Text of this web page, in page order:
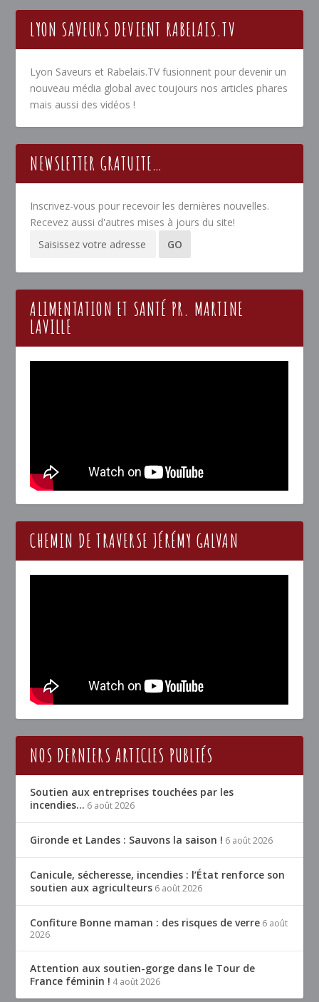
LYON SAVEURS DEVIENT RABELAIS.TV
Lyon Saveurs et Rabelais.TV fusionnent pour devenir un
nouveau média global avec toujours nos articles phares
mais aussi des vidéos !
NEWSLETTER GRATUITE…
Inscrivez-vous pour recevoir les dernières nouvelles.
Recevez aussi d'autres mises à jours du site!
ALIMENTATION ET SANTÉ PR. MARTINE
LAVILLE
CHEMIN DE TRAVERSE JÉRÉMY GALVAN
NOS DERNIERS ARTICLES PUBLIÉS
Soutien aux entreprises touchées par les
incendies… 6 août 2026
Gironde et Landes : Sauvons la saison ! 6 août 2026
Canicule, sécheresse, incendies : l’État renforce son
soutien aux agriculteurs 6 août 2026
Confiture Bonne maman : des risques de verre 6 août
2026
Attention aux soutien-gorge dans le Tour de
France féminin ! 4 août 2026